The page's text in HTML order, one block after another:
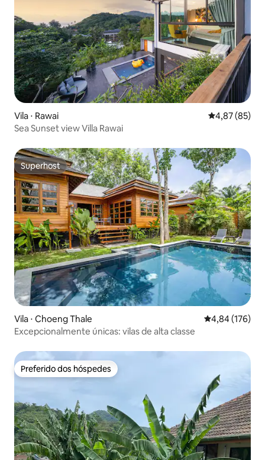
Vila ⋅ Rawai 4,87 de uma
4,87 (85)
Sea Sunset view Villa Rawai
Superhost
Superhost
Vila ⋅ Choeng Thale 4,84 de uma
4,84 (176)
Excepcionalmente únicas: vilas de alta classe
Preferido dos hóspedes
Preferido dos hóspedes